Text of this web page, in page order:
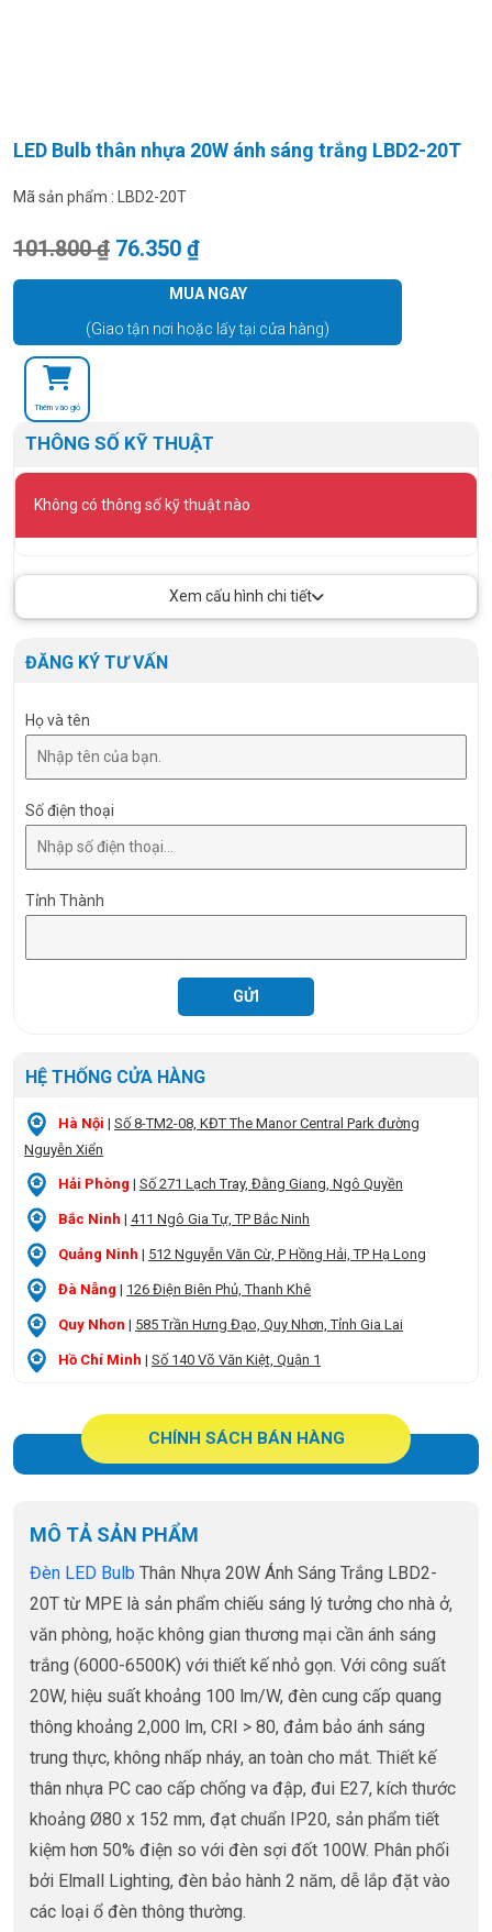
LED Bulb thân nhựa 20W ánh sáng trắng LBD2-20T
Mã sản phẩm : LBD2-20T
101.800₫ Giá gốc là: 101.800 ₫.
76.350 ₫Giá hiện tại là: 76.350 ₫.
MUA NGAY
(Giao tận nơi hoặc lấy tại cửa hàng)
Thêm vào giỏ
THÔNG SỐ KỸ THUẬT
Không có thông số kỹ thuật nào
Xem cấu hình chi tiết
ĐĂNG KÝ TƯ VẤN
Họ và tên
Số điện thoại
Tỉnh Thành
HỆ THỐNG CỬA HÀNG
Hà Nội | Số 8-TM2-08, KĐT The Manor Central Park đường
Nguyễn Xiển
Hải Phòng | Số 271 Lạch Tray, Đằng Giang, Ngô Quyền
Bắc Ninh | 411 Ngô Gia Tự, TP Bắc Ninh
Quảng Ninh | 512 Nguyễn Văn Cừ, P Hồng Hải, TP Hạ Long
Đà Nẵng | 126 Điện Biên Phủ, Thanh Khê
Quy Nhơn | 585 Trần Hưng Đạo, Quy Nhơn, Tỉnh Gia Lai
Hồ Chí Minh | Số 140 Võ Văn Kiệt, Quận 1
CHÍNH SÁCH BÁN HÀNG
MÔ TẢ SẢN PHẨM
Đèn LED Bulb Thân Nhựa 20W Ánh Sáng Trắng LBD2-
20T từ MPE là sản phẩm chiếu sáng lý tưởng cho nhà ở,
văn phòng, hoặc không gian thương mại cần ánh sáng
trắng (6000-6500K) với thiết kế nhỏ gọn. Với công suất
20W, hiệu suất khoảng 100 lm/W, đèn cung cấp quang
thông khoảng 2,000 lm, CRI > 80, đảm bảo ánh sáng
trung thực, không nhấp nháy, an toàn cho mắt. Thiết kế
thân nhựa PC cao cấp chống va đập, đui E27, kích thước
khoảng Ø80 x 152 mm, đạt chuẩn IP20, sản phẩm tiết
kiệm hơn 50% điện so với đèn sợi đốt 100W. Phân phối
bởi Elmall Lighting, đèn bảo hành 2 năm, dễ lắp đặt vào
các loại ổ đèn thông thường.